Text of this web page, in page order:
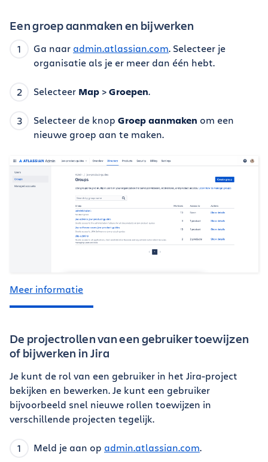
Een groep aanmaken en bijwerken
Ga naar admin.atlassian.com. Selecteer je
organisatie als je er meer dan één hebt.
Selecteer Map >Groepen.
Selecteer de knop Groep aanmaken om een
nieuwe groep aan te maken.
Meer informatie
De projectrollen van een gebruiker toewijzen
of bijwerken in Jira
Je kunt de rol van een gebruiker in het Jira-project
bekijken en bewerken. Je kunt een gebruiker
bijvoorbeeld snel nieuwe rollen toewijzen in
verschillende projecten tegelijk.
Meld je aan op admin.atlassian.com.